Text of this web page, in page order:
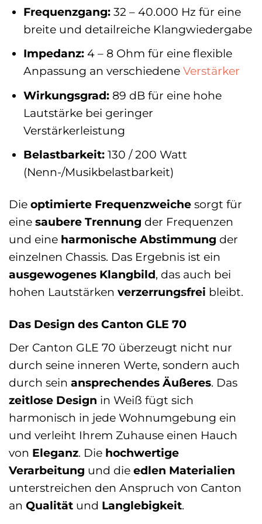
Frequenzgang:32 – 40.000 Hz für eine
breite und detailreiche Klangwiedergabe
Impedanz:4 – 8 Ohm für eine flexible
Anpassung an verschiedene Verstärker
Wirkungsgrad:89 dB für eine hohe
Lautstärke bei geringer
Verstärkerleistung
Belastbarkeit:130 / 200 Watt
(Nenn-/Musikbelastbarkeit)
Die optimierte Frequenzweiche sorgt für
eine saubere Trennung der Frequenzen
und eine harmonische Abstimmung der
einzelnen Chassis. Das Ergebnis ist ein
ausgewogenes Klangbild, das auch bei
hohen Lautstärken verzerrungsfrei bleibt.
Das Design des Canton GLE 70
Der Canton GLE 70 überzeugt nicht nur
durch seine inneren Werte, sondern auch
durch sein ansprechendes Äußeres. Das
zeitlose Design in Weiß fügt sich
harmonisch in jede Wohnumgebung ein
und verleiht Ihrem Zuhause einen Hauch
von Eleganz. Die hochwertige
Verarbeitung und die edlen Materialien
unterstreichen den Anspruch von Canton
an Qualität und Langlebigkeit.